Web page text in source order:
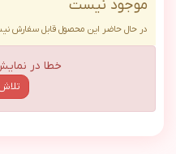
موجود نیست
در حال حاضر این محصول قابل سفارش
خطا در